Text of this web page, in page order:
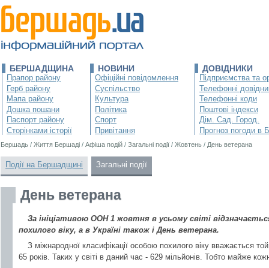
БЕРШАДЩИНА
Прапор району
Герб району
Мапа району
Дошка пошани
Паспорт району
Сторінками історії
НОВИНИ
Офіційні повідомлення
Суспільство
Культура
Політика
Спорт
Привітання
ДОВІДНИКИ
Підприємства та
Телефонні
Телефонні коди
Поштові індекси
Дім. Сад. Город.
Прогноз погоди в
Бершадь / Життя Бершаді / Афіша подій / Загальні події / Жовтень / День ветерана
Події на Бершадщині Загальні події
День ветерана
За ініціативою ООН 1 жовтня в усьому світі
похилого віку, а в Україні також і День ветерана.
З міжнародної класифікації особою похилого віку вважається
65 років. Таких у світі в даний час - 629 мільйонів. Тобто майже